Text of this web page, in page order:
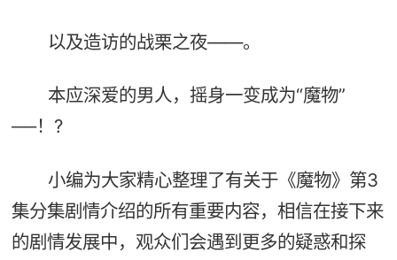
以及造访的战栗之夜——。
本应深爱的男人，摇身一变成为“魔物”
──！?
小编为大家精心整理了有关于《魔物》第3
集分集剧情介绍的所有重要内容，相信在接下来
的剧情发展中，观众们会遇到更多的疑惑和探